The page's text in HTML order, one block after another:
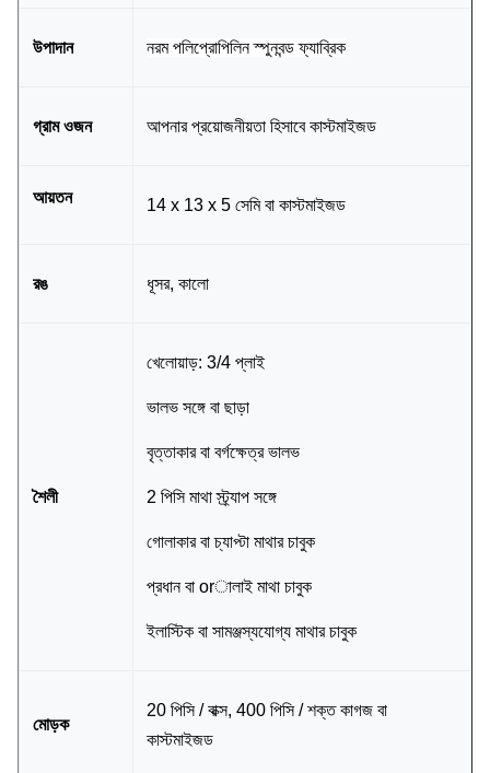
উপাদান নরম পলিপ্রোপিলিন স্পুনবন্ড ফ্যাব্রিক
গ্রাম ওজন আপনার প্রয়োজনীয়তা হিসাবে কাস্টমাইজড
আয়তন 14 x 13 x 5 সেমি বা কাস্টমাইজড
রঙ ধূসর, কালো
শৈলী
খেলোয়াড়: 3/4 প্লাই
ভালভ সঙ্গে বা ছাড়া
বৃত্তাকার বা বর্গক্ষেত্র ভালভ
2 পিসি মাথা স্ট্র্যাপ সঙ্গে
গোলাকার বা চ্যাপ্টা মাথার চাবুক
প্রধান বা orালাই মাথা চাবুক
ইলাস্টিক বা সামঞ্জস্যযোগ্য মাথার চাবুক
মোড়ক
20 পিসি / বাক্স, 400 পিসি / শক্ত কাগজ বা
কাস্টমাইজড